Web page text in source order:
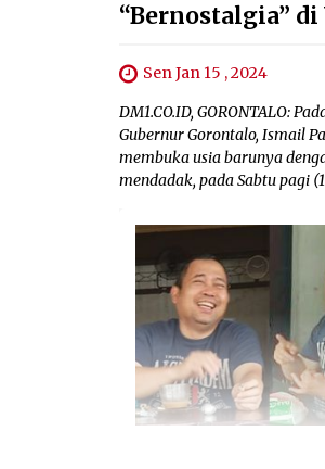
“Bernostalgia”
Sen Jan 15 , 2024
DM1.CO.ID, GORONTALO:
Gubernur Gorontalo, Ismail
membuka usia barunya
mendadak, pada Sabtu pagi